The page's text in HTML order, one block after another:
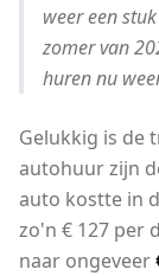
weer een
zomer van
huren nu
Gelukkig is de
autohuur zijn
auto kostte in
zo'n € 127 per
naar ongeveer